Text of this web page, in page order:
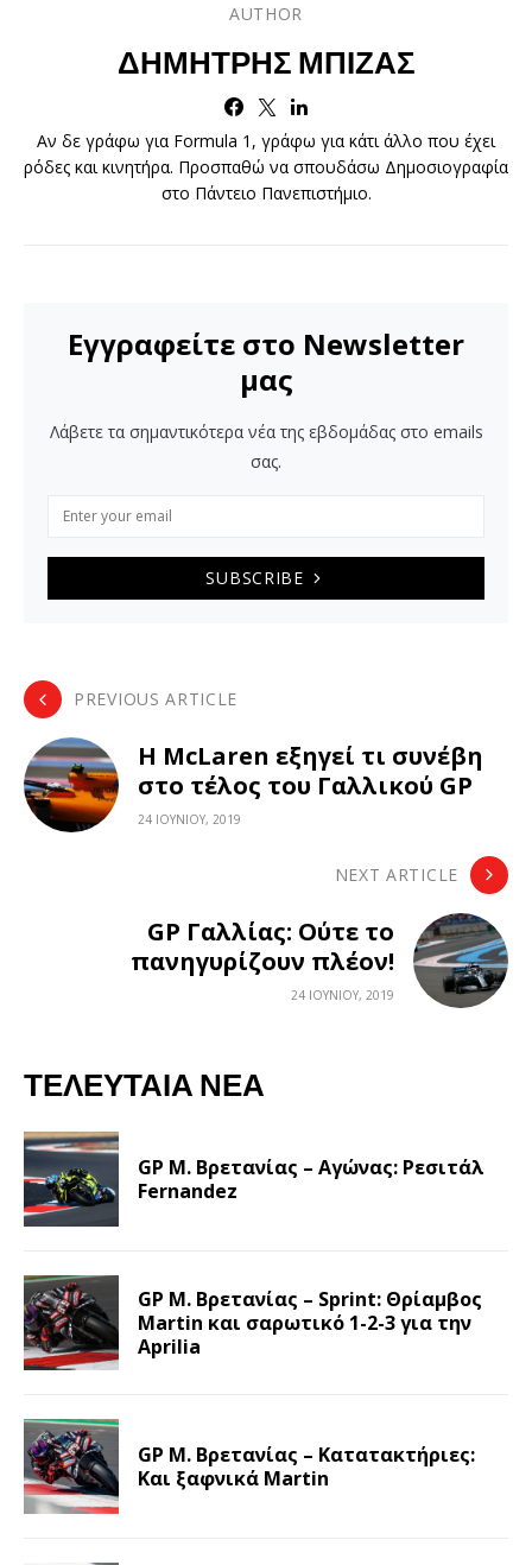
AUTHOR
ΔΗΜΉΤΡΗΣ ΜΠΊΖΑΣ
Αν δε γράφω για Formula 1, γράφω για κάτι άλλο που έχει
ρόδες και κινητήρα. Προσπαθώ να σπουδάσω Δημοσιογραφία
στο Πάντειο Πανεπιστήμιο.
Εγγραφείτε στο Newsletter
μας
Λάβετε τα σημαντικότερα νέα της εβδομάδας στο emails
σας.
SUBSCRIBE
PREVIOUS ARTICLE
Η McLaren εξηγεί τι συνέβη
στο τέλος του Γαλλικού GP
24 ΙΟΥΝΊΟΥ, 2019
NEXT ARTICLE
GP Γαλλίας: Ούτε το
πανηγυρίζουν πλέον!
24 ΙΟΥΝΊΟΥ, 2019
ΤΕΛΕΥΤΑΊΑ ΝΈΑ
GP Μ. Βρετανίας – Αγώνας: Ρεσιτάλ
Fernandez
GP Μ. Βρετανίας – Sprint: Θρίαμβος
Martin και σαρωτικό 1-2-3 για την
Aprilia
GP Μ. Βρετανίας – Κατατακτήριες:
Και ξαφνικά Martin